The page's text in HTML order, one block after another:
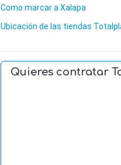
Como marcar a Xalapa
Ubicación de las tiendas
Quieres contratar